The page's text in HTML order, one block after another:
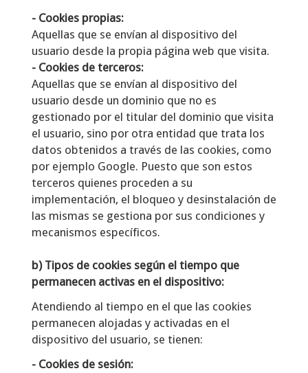
- Cookies propias:
Aquellas que se envían al dispositivo del
usuario desde la propia página web que visita.
- Cookies de terceros:
Aquellas que se envían al dispositivo del
usuario desde un dominio que no es
gestionado por el titular del dominio que visita
el usuario, sino por otra entidad que trata los
datos obtenidos a través de las cookies, como
por ejemplo Google. Puesto que son estos
terceros quienes proceden a su
implementación, el bloqueo y desinstalación de
las mismas se gestiona por sus condiciones y
mecanismos específicos.
b) Tipos de cookies según el tiempo que
permanecen activas en el dispositivo:
Atendiendo al tiempo en el que las cookies
permanecen alojadas y activadas en el
dispositivo del usuario, se tienen:
- Cookies de sesión: